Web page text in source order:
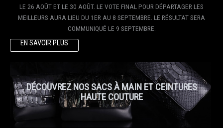
LE 26 AOÛT ET LE 30 AOÛT. LE VOTE FINAL POUR DÉPARTAGER LES
MEILLEURS AURA LIEU DU 1ER AU 8 SEPTEMBRE. LE RÉSULTAT SERA
COMMUNIQUÉ LE 9 SEPTEMBRE.
EN SAVOIR PLUS
DÉCOUVREZ NOS SACS À MAIN ET CEINTURES
HAUTE COUTURE